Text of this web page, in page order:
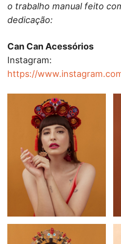
o trabalho manual feito
dedicação:
Can Can Acessórios
Instagram:
https://